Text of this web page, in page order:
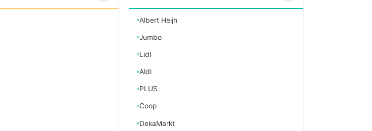
Albert Heijn
Jumbo
Lidl
Aldi
PLUS
Coop
DekaMarkt